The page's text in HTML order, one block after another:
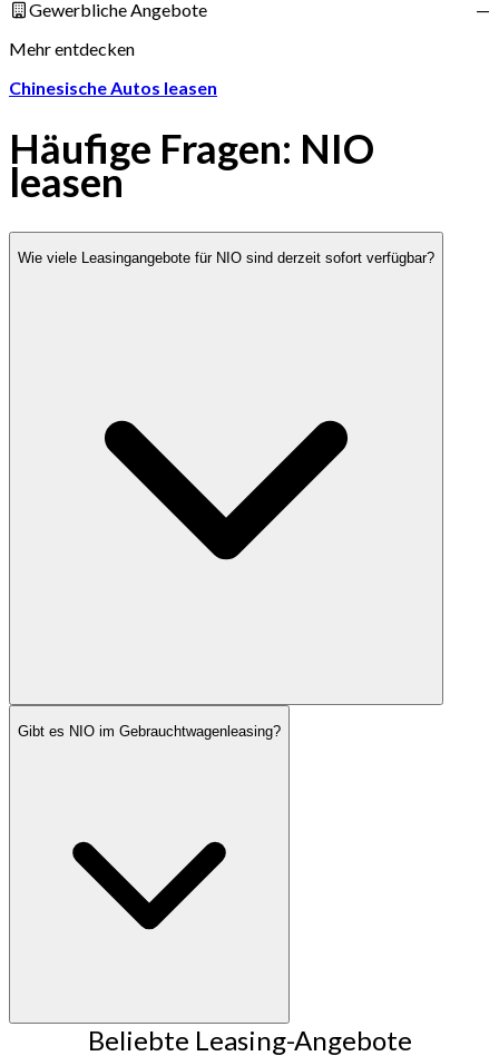
Gewerbliche Angebote
—
Mehr entdecken
Chinesische Autos leasen
Häufige Fragen: NIO
leasen
Wie viele Leasingangebote für NIO sind derzeit sofort verfügbar?
Gibt es NIO im Gebrauchtwagenleasing?
Beliebte Leasing-Angebote